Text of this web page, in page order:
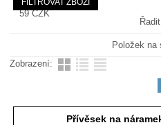
59CZK
Položek na
Zobrazení:
Přívěsek na